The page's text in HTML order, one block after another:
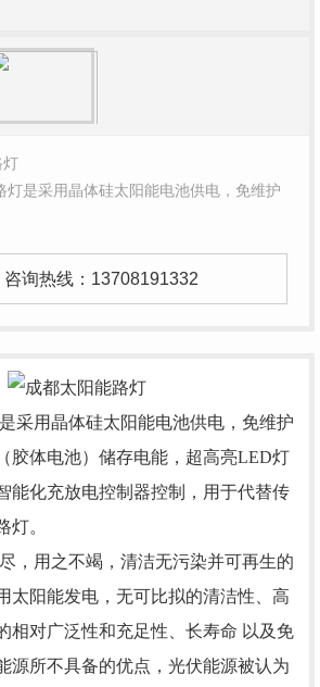
灯
灯是采用晶体硅太阳能电池供电，免维护
咨询热线： 13708191332
采用晶体硅太阳能电池供电，免维护
胶体电池）储存电能，超高亮LED灯
能化充放电控制器控制，用于代替传
灯。
，用之不竭，清洁无污染并可再生的
太阳能发电，无可比拟的清洁性、高
相对广泛性和充足性、长寿命 以及免
源所不具备的优点，光伏能源被认为